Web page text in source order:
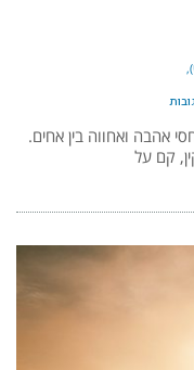
אהבה ואחווה בין אחים.
קם על